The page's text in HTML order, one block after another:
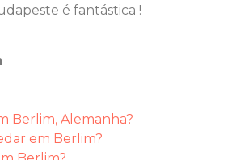
é fantástica !
Berlim, Alemanha?
em Berlim?